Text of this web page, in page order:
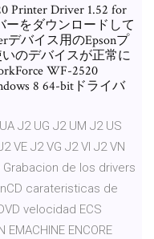
Printer Driver 1.52 for
ーをダウンロードして
デバイス用のEpsonプ
のデバイスが正常に
WF-2520
8 64-bitドライバ
J2 UG J2 UM J2 US
VE J2 VG J2 VI J2 VN
Grabacion de los drivers
carateristicas de
velocidad ECS
EMACHINE ENCORE